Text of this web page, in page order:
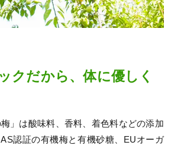
クだから、体に優しく
梅」は酸味料、香料、着色料などの添加
認証の有機梅と有機砂糖、EUオーガ